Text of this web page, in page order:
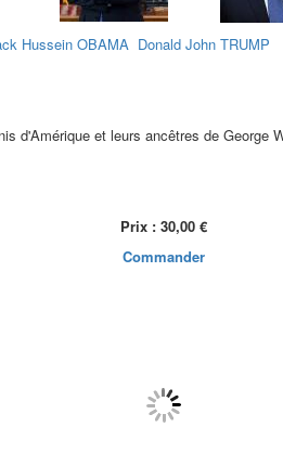
Hussein OBAMA Donald John TRUMP
d'Amérique et leurs ancêtres de George
Prix : 30,00 €
Commander